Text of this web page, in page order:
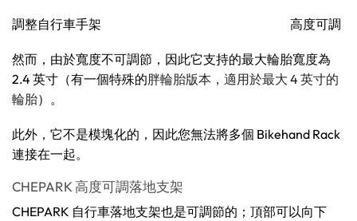
調整自行車手架 高度可調
然而，由於寬度不可調節，因此它支持的最大輪胎寬度為
2.4 英寸（有一個特殊的胖輪胎版本，適用於最大 4 英寸的
輪胎）。
此外，它不是模塊化的，因此您無法將多個 Bikehand Rack
連接在一起。
CHEPARK 高度可調落地支架
CHEPARK 自行車落地支架也是可調節的；頂部可以向下